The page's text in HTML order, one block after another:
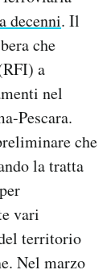
decenni. Il
che
a
nel
Pescara.
che
la tratta
vari
territorio
Nel marzo